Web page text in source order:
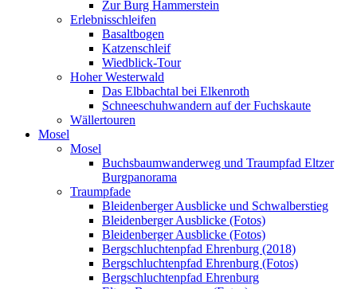
Zur Burg Hammerstein
Erlebnisschleifen
Basaltbogen
Katzenschleif
Wiedblick-Tour
Hoher Westerwald
Das Elbbachtal bei Elkenroth
Schneeschuhwandern auf der Fuchskaute
Wällertouren
Mosel
Mosel
Buchsbaumwanderweg und Traumpfad Eltzer
Burgpanorama
Traumpfade
Bleidenberger Ausblicke und Schwalberstieg
Bleidenberger Ausblicke (Fotos)
Bleidenberger Ausblicke (Fotos)
Bergschluchtenpfad Ehrenburg (2018)
Bergschluchtenpfad Ehrenburg (Fotos)
Bergschluchtenpfad Ehrenburg